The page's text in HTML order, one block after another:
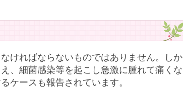
ければならないものではありません。しか
、細菌感染等を起こし急激に腫れて痛くな
ケースも報告されています。